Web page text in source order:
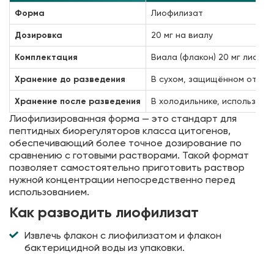
Форма Лиофилизат
Дозировка 20 мг на виалу
Комплектация Виала (флакон) 20 мг
Хранение до разведения В сухом, защищённом от
Хранение после разведения В холодильнике,
Лиофилизированная форма — это стандарт для
пептидных биорегуляторов класса цитогенов,
обеспечивающий более точное дозирование по
сравнению с готовыми растворами. Такой формат
позволяет самостоятельно приготовить раствор
нужной концентрации непосредственно перед
использованием.
Как разводить лиофилизат
Извлечь флакон с лиофилизатом и флакон
бактерицидной воды из упаковки.